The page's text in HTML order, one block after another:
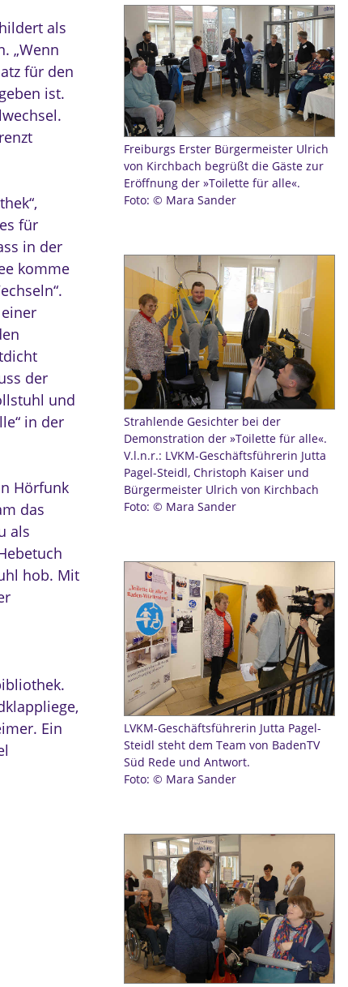
als
„Wenn
für den
ist.
für
in der
komme
der
und
in der
Hörfunk
das
als
hob. Mit
Ein
Freiburgs Erster Bürgermeister Ulrich
von Kirchbach begrüßt die Gäste zur
Eröffnung der »Toilette für alle«.
Foto: © Mara Sander
Strahlende Gesichter bei der
Demonstration der »Toilette für alle«.
V.l.n.r.: LVKM-Geschäftsführerin Jutta
Pagel-Steidl, Christoph Kaiser und
Bürgermeister Ulrich von Kirchbach
Foto: © Mara Sander
LVKM-Geschäftsführerin Jutta Pagel-
Steidl steht dem Team von BadenTV
Süd Rede und Antwort.
Foto: © Mara Sander